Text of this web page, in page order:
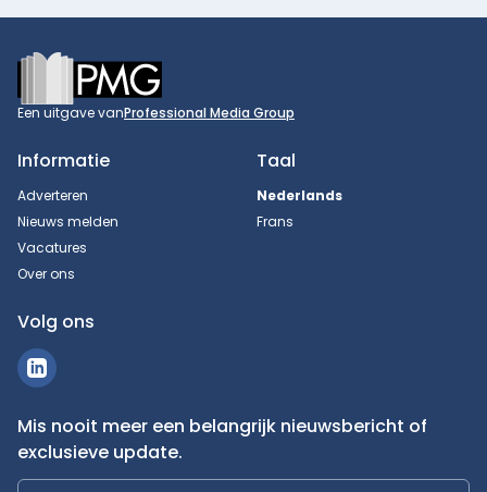
Footer
Een uitgave vanProfessional Media Group
Informatie
Adverteren
Nieuws melden
Vacatures
Over ons
Taal
Nederlands
Frans
Volg ons
Mis nooit meer een belangrijk nieuwsbericht of
exclusieve update.